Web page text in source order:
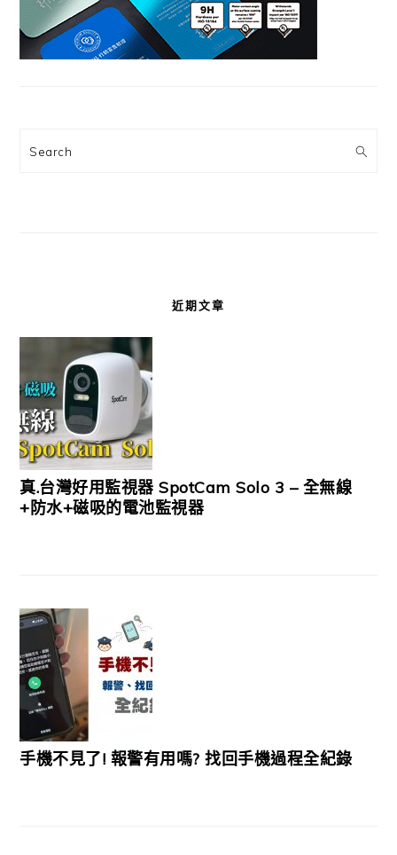
Search
近期文章
真.台灣好用監視器 SpotCam Solo 3 – 全無線
+防水+磁吸的電池監視器
手機不見了! 報警有用嗎? 找回手機過程全紀錄